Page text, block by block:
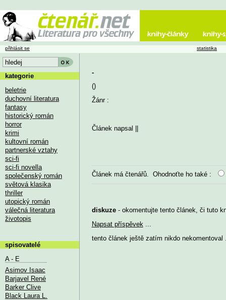
-
()
Žánr :
Článek napsal
Článek má čtenářů. Ohodnoťte ho také :
diskuze- okomentujte tento článek, či tuto
Napsat příspěvek
tento článek ještě zatím nikdo nekomentoval
přihlásit se statistika
kategorie
beletrie
duchovní literatura
fantasy
historický román
horror
krimi
kultovní román
partnerské vztahy
sci-fi
sci-fi novella
společenský román
světová klasika
thriller
utopický román
válečná literatura
životopis
spisovatelé
A - E
Asimov Isaac
Barjavel René
Barker Clive
Black Laura L.